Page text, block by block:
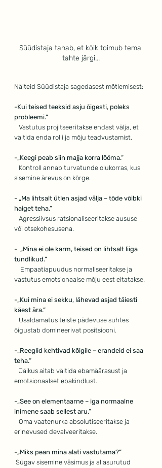
Süüdistaja tahab, et kõik toimub tema
tahte järgi...
Näiteid Süüdistaja sagedasest mõtlemisest:
-Kui teised teeksid asju õigesti, poleks
probleemi.“
Vastutus projitseeritakse endast välja, et
vältida enda rolli ja mõju teadvustamist.
-„Keegi peab siin majja korra lööma.“
Kontroll annab turvatunde olukorras, kus
sisemine ärevus on kõrge.
- „Ma lihtsalt ütlen asjad välja – tõde võibki
haiget teha.“
Agressiivsus ratsionaliseeritakse aususe
või otsekohesusena.
-  „Mina ei ole karm, teised on lihtsalt liiga
tundlikud.“
Empaatiapuudus normaliseeritakse ja
vastutus emotsionaalse mõju eest eitatakse.
-„Kui mina ei sekku, lähevad asjad täiesti
käest ära.“
Usaldamatus teiste pädevuse suhtes
õigustab domineerivat positsiooni.
-„Reeglid kehtivad kõigile – erandeid ei saa
teha.“
Jäikus aitab vältida ebamäärasust ja
emotsionaalset ebakindlust.
-„See on elementaarne – iga normaalne
inimene saab sellest aru.“
Oma vaatenurka absolutiseeritakse ja
erinevused devalveeritakse.
-„Miks pean mina alati vastutama?“
Sügav sisemine väsimus ja allasurutud